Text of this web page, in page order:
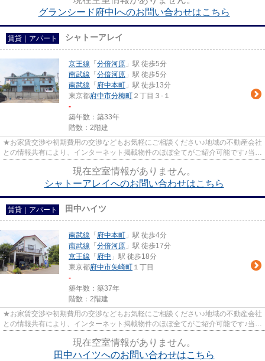
グランシード府中Iへのお問い合わせはこちら
賃貸｜アパート シャトーアレイ
京王線 「 分倍河原 」駅 徒歩5分
南武線 「 分倍河原 」駅 徒歩5分
南武線 「 府中本町 」駅 徒歩13分
東京都府中市分梅町 ２丁目３-１
-
築年数：築33年
階数：2階建
★お家賃交渉や初期費用の交渉などもお気軽にご相談ください♪地域の不動産会社
との情報共有により、インターネット掲載物件のほぼ全てがご紹介可能です♪当店
現在空室情報がありません。
シャトーアレイへのお問い合わせはこちら
賃貸｜アパート 田中ハイツ
南武線 「 府中本町 」駅 徒歩4分
南武線 「 分倍河原 」駅 徒歩17分
京王線 「 府中 」駅 徒歩18分
東京都府中市矢崎町 １丁目
-
築年数：築37年
階数：2階建
★お家賃交渉や初期費用の交渉などもお気軽にご相談ください♪地域の不動産会社
との情報共有により、インターネット掲載物件のほぼ全てがご紹介可能です♪当店
現在空室情報がありません。
田中ハイツへのお問い合わせはこちら